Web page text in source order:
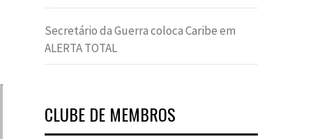
Secretário da Guerra coloca Caribe em
ALERTA TOTAL
CLUBE DE MEMBROS